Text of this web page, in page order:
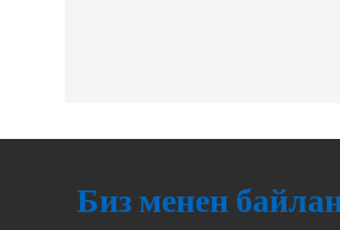
Биз менен